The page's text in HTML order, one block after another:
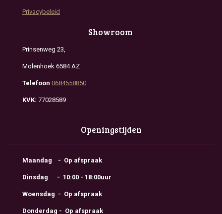
Privacybeleid
Showroom
Prinsenweg 23,
Molenhoek 6584 AZ
Telefoon 0684558850
KVK: 77028589
Openingstijden
Maandag - Op afspraak
Dinsdag - 10:00 - 18:00uur
Woensdag - Op afspraak
Donderdag - Op afspraak